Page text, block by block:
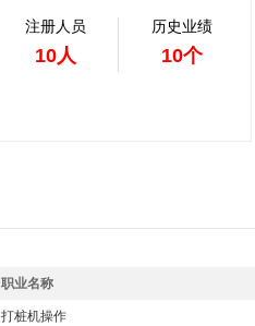
注册人员
10人
历史业绩
10个
职业名称
打桩机操作